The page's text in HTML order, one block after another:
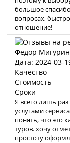
большое
вопросах,
отношение!
Фёдор Мигурин
Дата: 2024-03-
Качество
Стоимость
Сроки
Я всего лишь
услугами
понять, что это
туров. хочу
простоту